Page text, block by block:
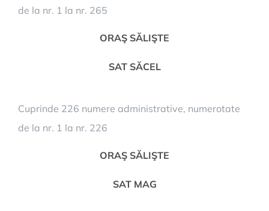
de la nr. 1 la nr. 265
ORAŞ SĂLIŞTE
SAT SĂCEL
Cuprinde 226 numere administrative, numerotate
de la nr. 1 la nr. 226
ORAŞ SĂLIŞTE
SAT MAG